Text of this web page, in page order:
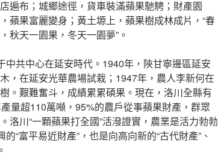
遍布；城鄉途徑，貨車裝滿蘋果馳騁；財產園
蘋果富麗變身；黃土塬上，蘋果樹成林成片，“春
秋天一園果，冬天一園夢”。
中共中心在延安時代。1940年，陜甘寧邊區延安
，在延安光華農場試栽；1947年，農人李新何在
。艱難奮斗，成績累累碩果。現在，洛川全縣有
量超110萬噸，95%的農戶從事蘋果財產，群眾
洛川“一顆蘋果打全國”活潑證實，農業是活力勃勃
的“富平易近財產”，也是向高向新的“古代財產”、